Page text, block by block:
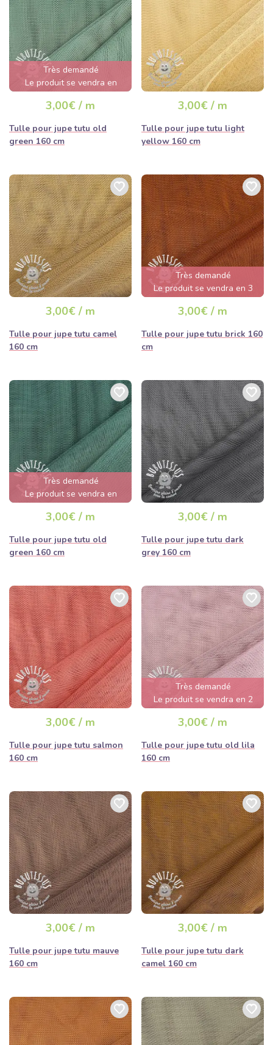
Très demandé
Le produit se vendra en
quelques heures
3,00€ / m
Tulle pour jupe tutu old
green 160 cm
3,00€ / m
Tulle pour jupe tutu light
yellow 160 cm
3,00€ / m
Tulle pour jupe tutu camel
160 cm
Très demandé
Le produit se vendra en 3
jours
3,00€ / m
Tulle pour jupe tutu brick 160
cm
Très demandé
Le produit se vendra en
quelques heures
3,00€ / m
Tulle pour jupe tutu old
green 160 cm
3,00€ / m
Tulle pour jupe tutu dark
grey 160 cm
3,00€ / m
Tulle pour jupe tutu salmon
160 cm
Très demandé
Le produit se vendra en 2
jours
3,00€ / m
Tulle pour jupe tutu old lila
160 cm
3,00€ / m
Tulle pour jupe tutu mauve
160 cm
3,00€ / m
Tulle pour jupe tutu dark
camel 160 cm